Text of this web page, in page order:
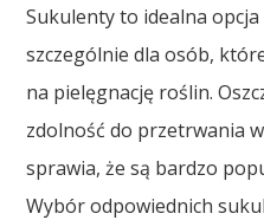
Sukulenty to idealna
szczególnie dla osób,
na pielęgnację roślin.
zdolność do przetrwania
sprawia, że są bardzo
Wybór odpowiednich